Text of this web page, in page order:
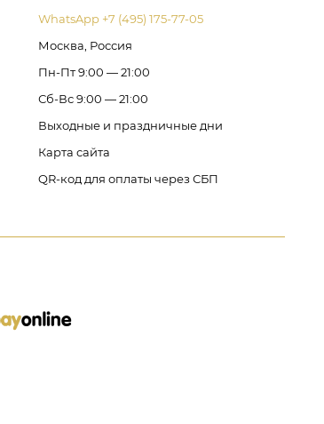
WhatsApp +7 (495) 175-77-05
Москва, Россия
Пн-Пт 9:00 — 21:00
Сб-Вс 9:00 — 21:00
Выходные и праздничные дни
Карта сайта
QR-код для оплаты через СБП